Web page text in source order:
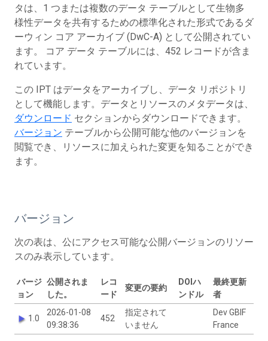
タは、1 つまたは複数のデータ テーブルとして生物多
様性データを共有するための標準化された形式であるダ
ーウィン コア アーカイブ (DwC-A) として公開されてい
ます。 コア データ テーブルには、452 レコードが含ま
れています。
この IPT はデータをアーカイブし、データ リポジトリ
として機能します。データとリソースのメタデータは、
ダウンロード セクションからダウンロードできます。
バージョン テーブルから公開可能な他のバージョンを
閲覧でき、リソースに加えられた変更を知ることができ
ます。
バージョン
次の表は、公にアクセス可能な公開バージョンのリソー
スのみ表示しています。
バージ
ョン
公開されま
した。
レコ
ード
変更の要約
DOIハ
ンドル
最終更新
者
1.0
2026-01-08
09:38:36
452
指定されて
いません
Dev GBIF
France